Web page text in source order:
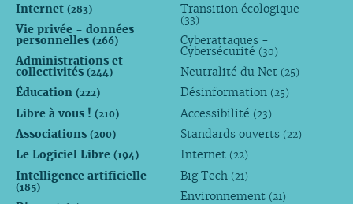
Internet (283)
Vie privée - données
personnelles (266)
Administrations et
collectivités (244)
Éducation (222)
Libre à vous ! (210)
Associations (200)
Le Logiciel Libre (194)
Intelligence artificielle
(185)
Transition écologique
(33)
Cyberattaques -
Cybersécurité (30)
Neutralité du Net (25)
Désinformation (25)
Accessibilité (23)
Standards ouverts (22)
Internet (22)
Big Tech (21)
Environnement (21)